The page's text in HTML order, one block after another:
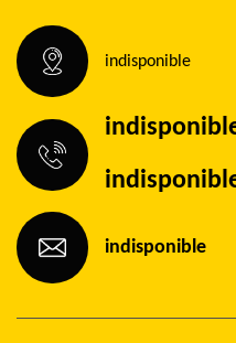
indisponible
indisponible